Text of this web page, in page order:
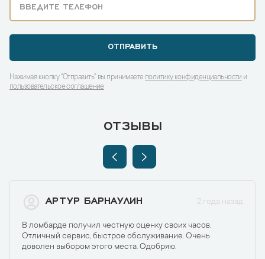
ОТПРАВИТЬ
Нажимая кнопку "Отправить" вы принимаете политику конфиденциальности и
пользовательское соглашение
ОТЗЫВЫ
АРТУР БАРНАУЛИН 2 года назад
В ломбарде получил честную оценку своих часов.
Отличный сервис, быстрое обслуживание. Очень
доволен выбором этого места. Одобряю.